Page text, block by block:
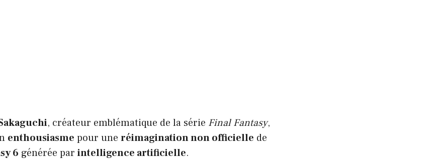
, créateur emblématique de la série Final Fantasy,
enthousiasme pour une réimagination non officielle de
6 générée par intelligence artificielle.